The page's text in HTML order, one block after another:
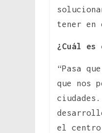
tener en
¿Cuál
“Pasa
que nos
el